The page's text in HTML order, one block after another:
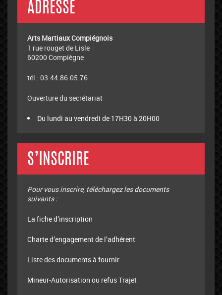
ADRESSE
Arts Martiaux Compiégnois
1 rue rouget de Lisle
60200 Compiègne
tél : 03.44.86.05.76
Ouverture du secrétariat
Du lundi au vendredi de 17H30 à 20H00
S’INSCRIRE
Pour vous inscrire, téléchargez les documents
suivants :
La fiche d’inscription
Charte d’engagement de l’adhérent
Liste des documents à fournir
Mineur-Autorisation ou refus Trajet